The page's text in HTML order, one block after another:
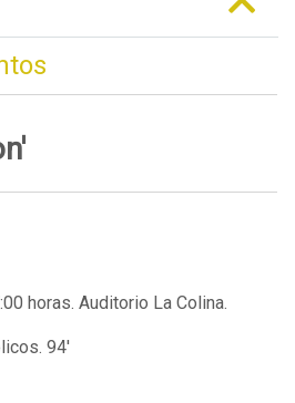
horas. Auditorio La Colina.
94'